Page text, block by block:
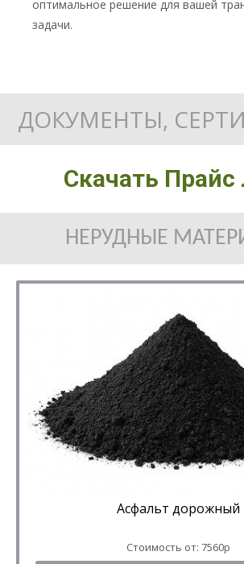
оптимальное решение для вашей
задачи.
ДОКУМЕНТЫ,
Скачать Прайс
НЕРУДНЫЕ
Асфальт дорожный
Стоимость от: 7560р